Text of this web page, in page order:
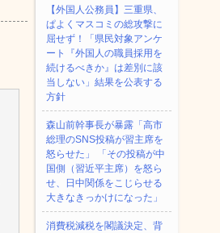
【外国人公務員】三重県、
ぱよくマスコミの総攻撃に
屈せず！「県民対象アンケ
ート『外国人の職員採用を
続けるべきか』は差別に該
当しない」結果を公表する
方針
森山前幹事長が暴露「高市
総理のSNS投稿が習主席を
怒らせた」 「その投稿が中
国側（習近平主席）を怒ら
せ、日中関係をこじらせる
大きなきっかけになった」
消費税減税を閣議決定、背